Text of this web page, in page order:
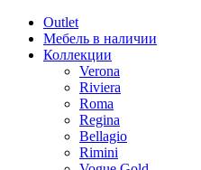
Outlet
Мебель в наличии
Коллекции
Verona
Riviera
Roma
Regina
Bellagio
Rimini